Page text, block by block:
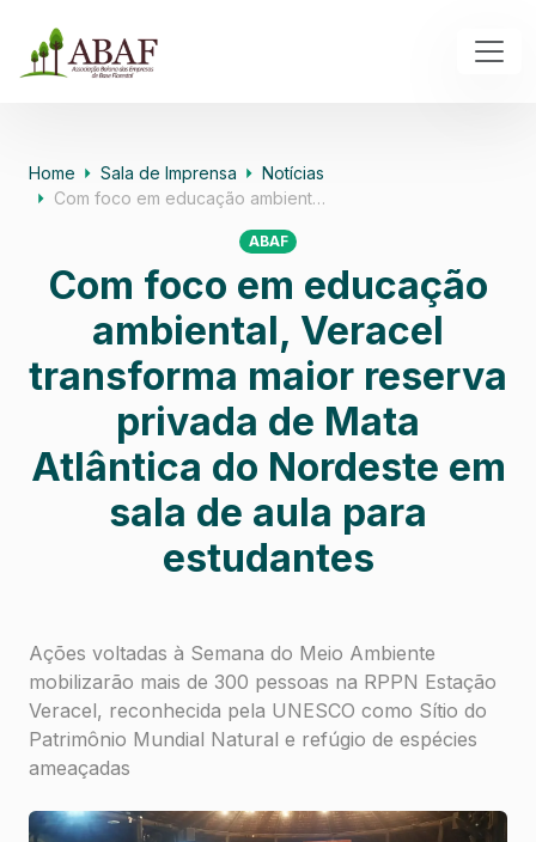
Home Sala de Imprensa
Notícias
Com foco em educação ambient…
ABAF
Com foco em educação
ambiental, Veracel
transforma maior reserva
privada de Mata
Atlântica do Nordeste em
sala de aula para
estudantes
Ações voltadas à Semana do Meio Ambiente
mobilizarão mais de 300 pessoas na RPPN Estação
Veracel, reconhecida pela UNESCO como Sítio do
Patrimônio Mundial Natural e refúgio de espécies
ameaçadas